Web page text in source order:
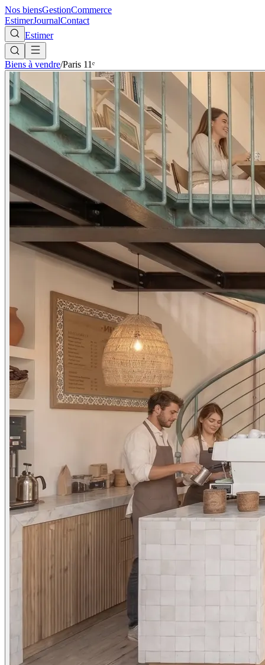
Nos biensGestionCommerce
EstimerJournalContact
Estimer
Biens à vendre/Paris 11ᵉ